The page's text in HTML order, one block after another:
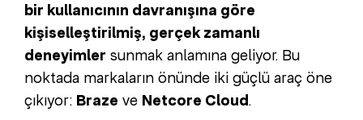
bir kullanıcının davranışına göre
kişiselleştirilmiş, gerçek zamanlı
deneyimler sunmak anlamına geliyor. Bu
noktada markaların önünde iki güçlü araç öne
çıkıyor: Braze ve Netcore Cloud.